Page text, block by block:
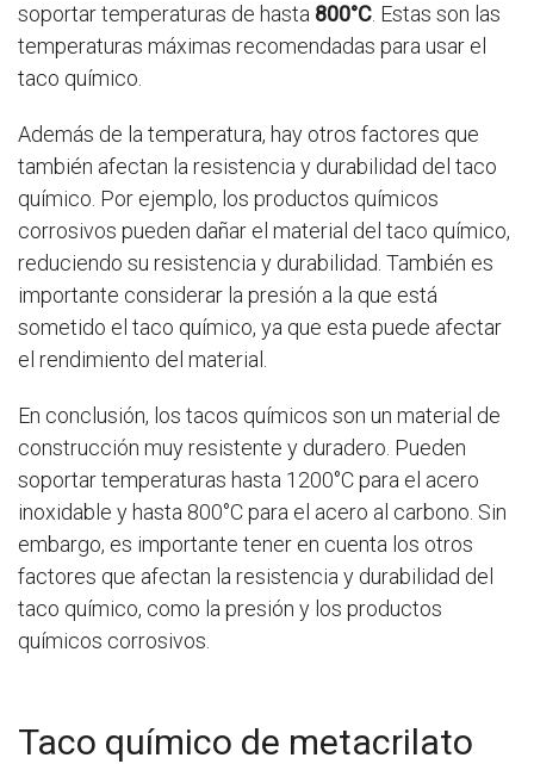
soportar temperaturas de hasta 800°C . Estas son las
temperaturas máximas recomendadas para usar el
taco químico.
Además de la temperatura, hay otros factores que
también afectan la resistencia y durabilidad del taco
químico. Por ejemplo, los productos químicos
corrosivos pueden dañar el material del taco químico,
reduciendo su resistencia y durabilidad. También es
importante considerar la presión a la que está
sometido el taco químico, ya que esta puede afectar
el rendimiento del material.
En conclusión, los tacos químicos son un material de
construcción muy resistente y duradero. Pueden
soportar temperaturas hasta 1200°C para el acero
inoxidable y hasta 800°C para el acero al carbono. Sin
embargo, es importante tener en cuenta los otros
factores que afectan la resistencia y durabilidad del
taco químico, como la presión y los productos
químicos corrosivos.
Taco químico de metacrilato